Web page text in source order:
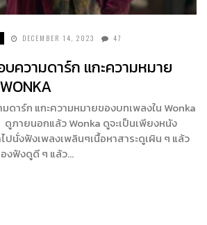
DECEMBER 14, 2023 47
บความดาร์ก แกะความหมาย
ดาร์ก แกะความหมายของบทเพลงใน Wonka
ภายนอกแล้ว Wonka ดูจะเป็นเพียงหนัง
ปนั่งฟังเพลงเพลินๆเนื้อหาสาระดูเผิน ๆ แล้ว
งฟังดูดี ๆ แล้ว…